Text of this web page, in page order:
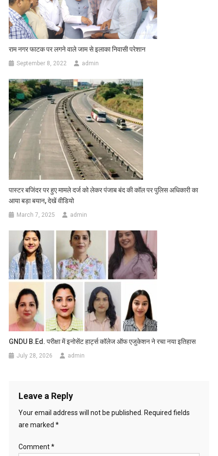
राम नगर फाटक पर लगने वाले जाम से इलाका निवासी परेशान
September 8, 2022 admin
पास्टर बजिंदर पर हुए मामले दर्ज को लेकर पंजाब बंद की कॉल पर पुलिस अधिकारी का
आया बड़ा बयान, देखें वीडियो
March 7, 2025 admin
GNDU B.Ed. परीक्षा में इनोसेंट हार्ट्स कॉलेज ऑफ एजुकेशन ने रचा नया इतिहास
July 28, 2026 admin
Leave a Reply
Your email address will not be published. Required fields
are marked *
Comment*